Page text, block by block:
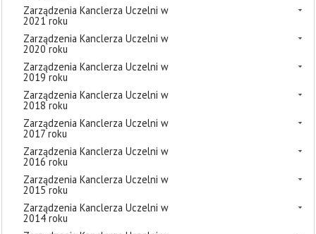
Zarządzenia Kanclerza Uczelni w
2021 roku
Zarządzenia Kanclerza Uczelni w
2020 roku
Zarządzenia Kanclerza Uczelni w
2019 roku
Zarządzenia Kanclerza Uczelni w
2018 roku
Zarządzenia Kanclerza Uczelni w
2017 roku
Zarządzenia Kanclerza Uczelni w
2016 roku
Zarządzenia Kanclerza Uczelni w
2015 roku
Zarządzenia Kanclerza Uczelni w
2014 roku